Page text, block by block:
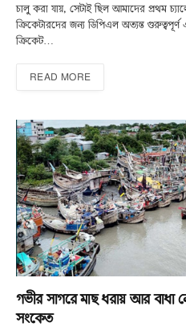
চালু করা যায়, সেটাই ছিল আমাদের প্রথম
ক্রিকেটারদের জন্য ডিপিএল অত্যন্ত গুরুত্বপূর্ণ
ক্রিকেট…
READ MORE
গভীর সাগরে মাছ ধরায় আর বাধা
সংকেত